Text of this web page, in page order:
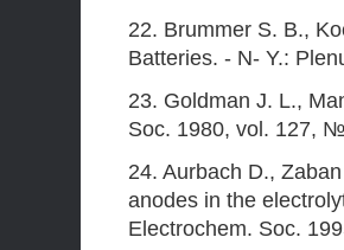
22. Brummer S. В.,
Batteries. - N- Y.:
23. Goldman J. L.,
Soc. 1980, vol. 127,
24. Aurbach D.,
anodes in the
Electrochem. Soc.